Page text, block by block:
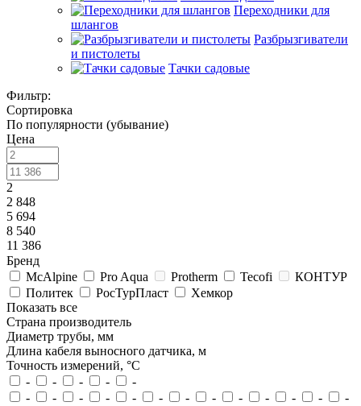
Переходники для
шлангов
Разбрызгиватели
и пистолеты
Тачки садовые
Фильтр:
Сортировка
По популярности (убывание)
Цена
2
2 848
5 694
8 540
11 386
Бренд
McAlpine
Pro Aqua Protherm Tecofi
КОНТУР
Политек
РосТурПласт
Хемкор
Показать все
Страна производитель
Диаметр трубы, мм
Длина кабеля выносного датчика, м
Точность измерений, °C
-
- - -
-
-
- - - - - - - - - - -
-